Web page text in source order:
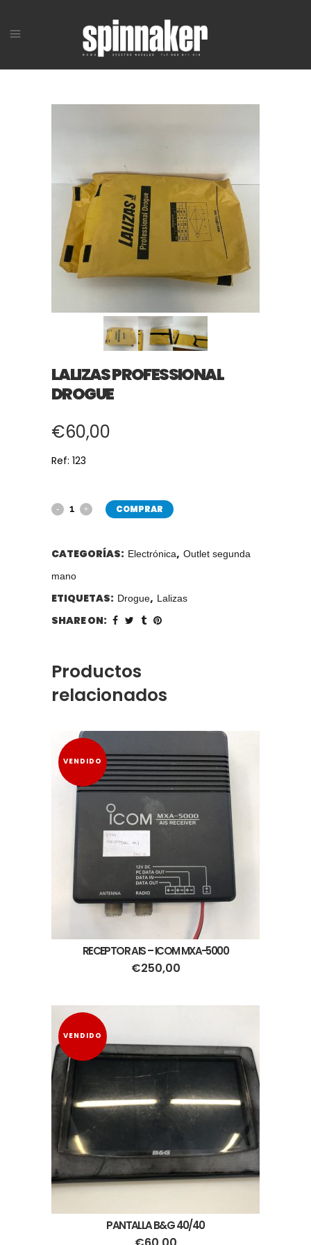
LALIZAS PROFESSIONAL
DROGUE
€60,00
Ref: 123
COMPRAR
CATEGORÍAS: Electrónica, Outlet segunda
mano
ETIQUETAS: Drogue, Lalizas
SHARE ON:
Productos
relacionados
VENDIDO
RECEPTOR AIS – ICOM MXA-5000
€250,00
VENDIDO
PANTALLA B&G 40/40